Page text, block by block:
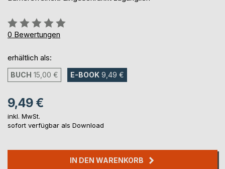
Bewertung::
0%
0 Bewertungen
erhältlich als:
BUCH 15,00 € E-BOOK 9,49 €
9,49 €
inkl. MwSt.
sofort verfügbar als Download
IN DEN WARENKORB